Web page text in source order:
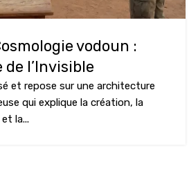
vodoun :
l’Invisible
et repose sur une architecture
qui explique la création, la
la...